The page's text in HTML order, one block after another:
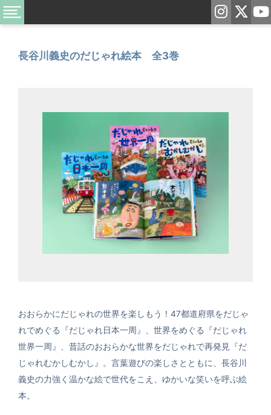
長谷川義史のだじゃれ絵本 全3巻
おおらかにだじゃれの世界を楽しもう！47都道府県をだじゃ
れでめぐる『だじゃれ日本一周』、世界をめぐる『だじゃれ
世界一周』、昔話のおおらかな世界をだじゃれで再発見『だ
じゃれむかしむかし』。言葉遊びの楽しさとともに、長谷川
義史の力強く温かな絵で世代をこえ、ゆかいな笑いを呼ぶ絵
本。